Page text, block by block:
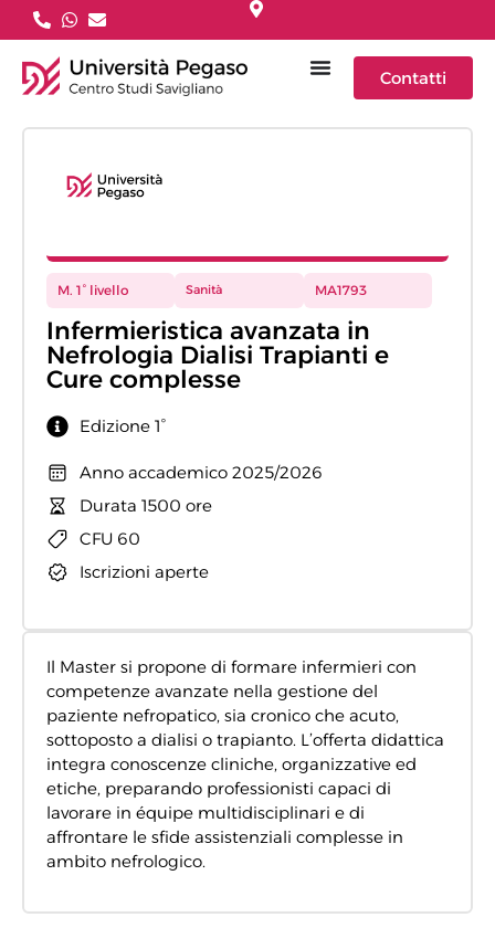
Contatti
Il Master si propone di formare infermieri con
competenze avanzate nella gestione del
paziente nefropatico, sia cronico che acuto,
sottoposto a dialisi o trapianto. L’offerta didattica
integra conoscenze cliniche, organizzative ed
etiche, preparando professionisti capaci di
lavorare in équipe multidisciplinari e di
affrontare le sfide assistenziali complesse in
ambito nefrologico.
M. 1° livello Sanità MA1793
Infermieristica avanzata in
Nefrologia Dialisi Trapianti e
Cure complesse
Edizione 1°
Anno accademico 2025/2026
Durata 1500 ore
CFU 60
Iscrizioni aperte